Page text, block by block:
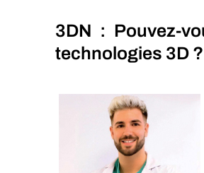
3DN : Pouvez-
technologies 3D ?